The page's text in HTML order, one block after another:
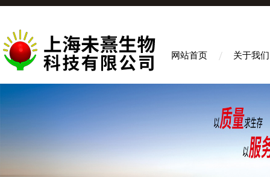
网站首页 关于我们